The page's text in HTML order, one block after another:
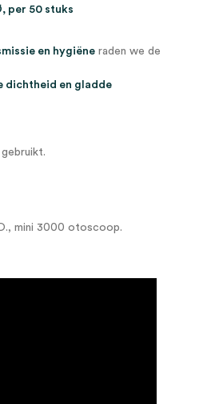
per 50 stuks
en hygiëne raden we de
dichtheid en gladde
mini 3000 otoscoop.